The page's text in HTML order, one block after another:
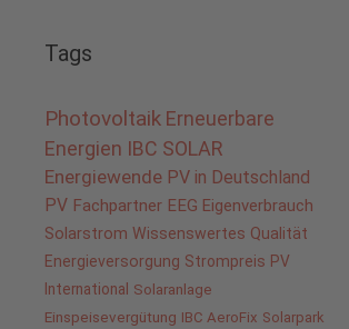
Tags
Photovoltaik Erneuerbare
Energien IBC SOLAR
Energiewende PV in Deutschland
PV Fachpartner EEG Eigenverbrauch
Solarstrom Wissenswertes Qualität
Energieversorgung Strompreis PV
International Solaranlage
Einspeisevergütung IBC AeroFix Solarpark